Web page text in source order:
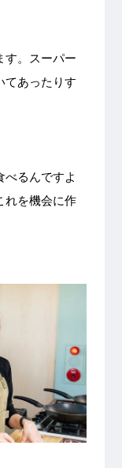
す。スーパー
てあったりす
べるんですよ
れを機会に作